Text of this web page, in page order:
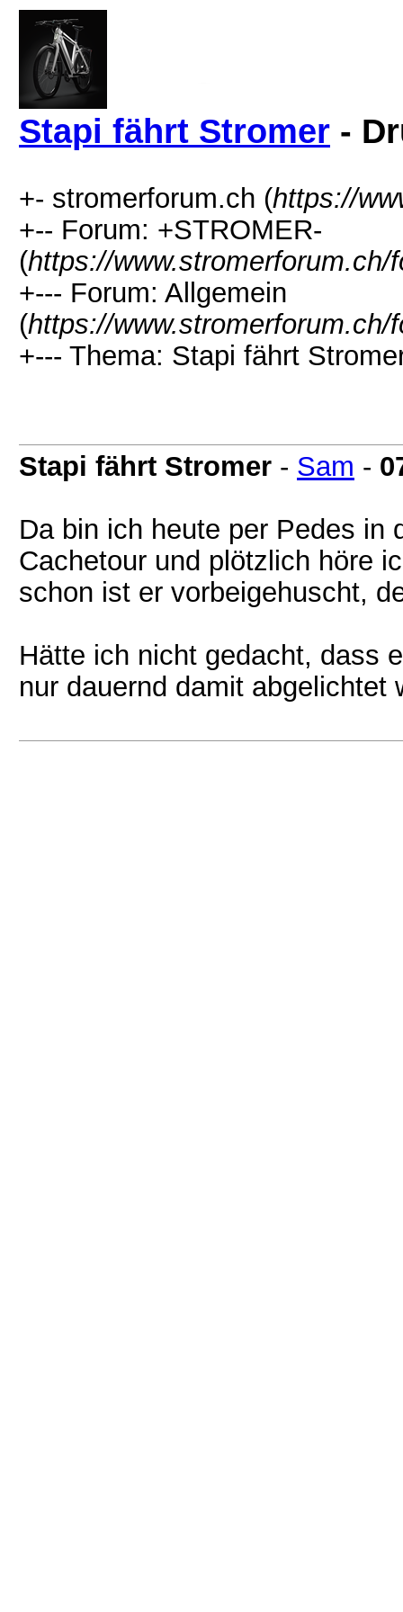
Stapi fährt Stromer -
+- stromerforum.ch (https://
+-- Forum: +STROMER-
(https://www.stromerforum.ch/
+--- Forum: Allgemein
(https://www.stromerforum.ch/
+--- Thema: Stapi fährt
Stapi fährt Stromer - Sam -
Da bin ich heute per Pedes in
Cachetour und plötzlich höre
schon ist er vorbeigehuscht,
Hätte ich nicht gedacht, dass
nur dauernd damit abgelichtet